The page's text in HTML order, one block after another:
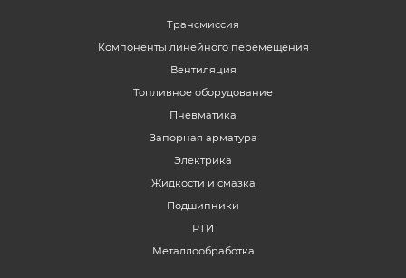
Трансмиссия
Компоненты линейного перемещения
Вентиляция
Топливное оборудование
Пневматика
Запорная арматура
Электрика
Жидкости и смазка
Подшипники
РТИ
Металлообработка